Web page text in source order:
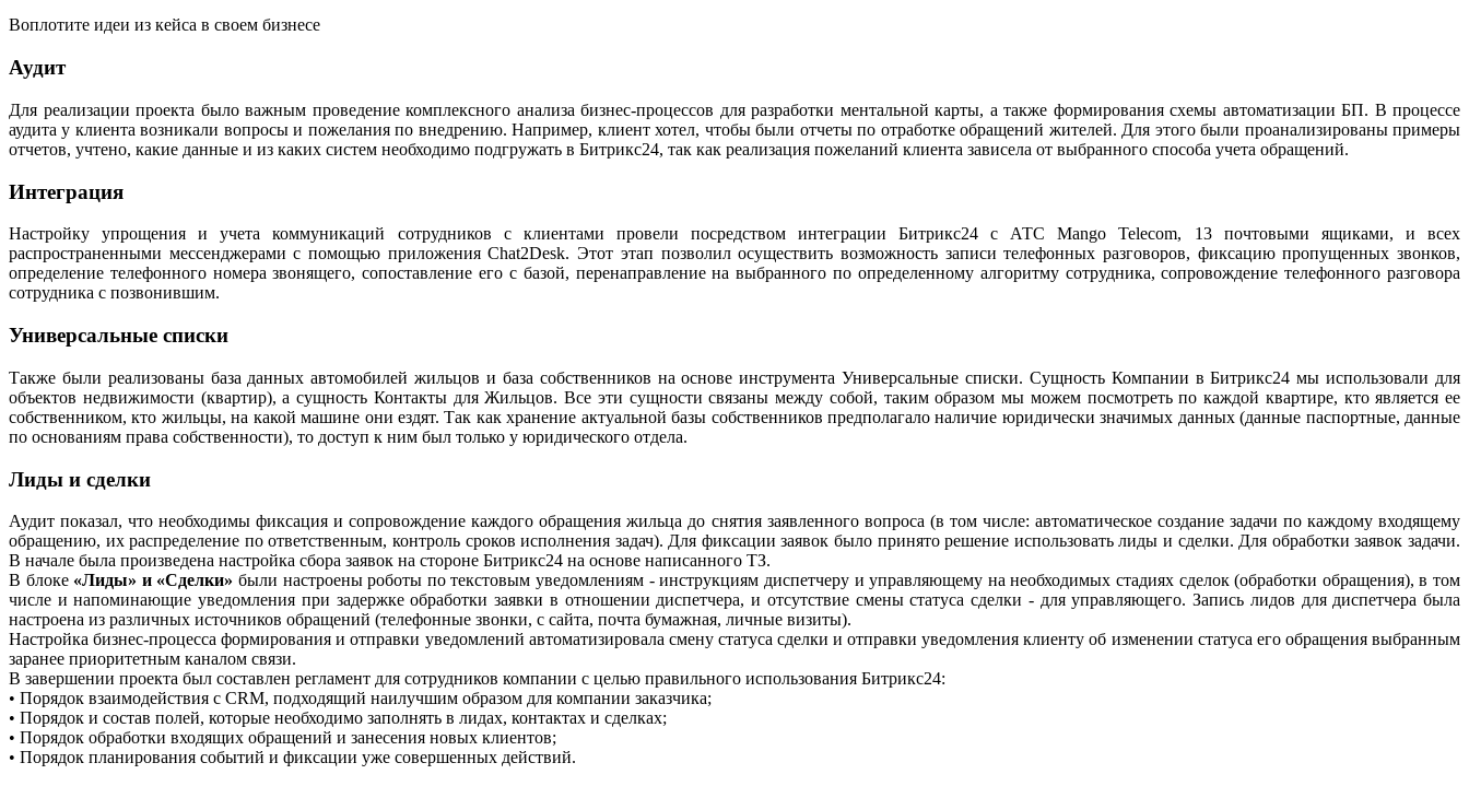
Воплотите идеи из кейса в своем бизнесе
Аудит
Для реализации проекта было важным проведение комплексного анализа бизнес-процессов для разработки ментальной карты, а также формирования схемы автоматизации БП. В процессе
аудита у клиента возникали вопросы и пожелания по внедрению. Например, клиент хотел, чтобы были отчеты по отработке обращений жителей. Для этого были проанализированы примеры
отчетов, учтено, какие данные и из каких систем необходимо подгружать в Битрикс24, так как реализация пожеланий клиента зависела от выбранного способа учета обращений.
Интеграция
Настройку упрощения и учета коммуникаций сотрудников с клиентами провели посредством интеграции Битрикс24 с АТС Mango Telecom, 13 почтовыми ящиками, и всех
распространенными мессенджерами с помощью приложения Chat2Desk. Этот этап позволил осуществить возможность записи телефонных разговоров, фиксацию пропущенных звонков,
определение телефонного номера звонящего, сопоставление его с базой, перенаправление на выбранного по определенному алгоритму сотрудника, сопровождение телефонного разговора
сотрудника с позвонившим.
Универсальные списки
Также были реализованы база данных автомобилей жильцов и база собственников на основе инструмента Универсальные списки. Сущность Компании в Битрикс24 мы использовали для
объектов недвижимости (квартир), а сущность Контакты для Жильцов. Все эти сущности связаны между собой, таким образом мы можем посмотреть по каждой квартире, кто является ее
собственником, кто жильцы, на какой машине они ездят. Так как хранение актуальной базы собственников предполагало наличие юридически значимых данных (данные паспортные, данные
по основаниям права собственности), то доступ к ним был только у юридического отдела.
Лиды и сделки
Аудит показал, что необходимы фиксация и сопровождение каждого обращения жильца до снятия заявленного вопроса (в том числе: автоматическое создание задачи по каждому входящему
обращению, их распределение по ответственным, контроль сроков исполнения задач). Для фиксации заявок было принято решение использовать лиды и сделки. Для обработки заявок задачи.
В начале была произведена настройка сбора заявок на стороне Битрикс24 на основе написанного ТЗ.
В блоке «Лиды» и «Сделки» были настроены роботы по текстовым уведомлениям - инструкциям диспетчеру и управляющему на необходимых стадиях сделок (обработки обращения), в том
числе и напоминающие уведомления при задержке обработки заявки в отношении диспетчера, и отсутствие смены статуса сделки - для управляющего. Запись лидов для диспетчера была
настроена из различных источников обращений (телефонные звонки, с сайта, почта бумажная, личные визиты).
Настройка бизнес-процесса формирования и отправки уведомлений автоматизировала смену статуса сделки и отправки уведомления клиенту об изменении статуса его обращения выбранным
заранее приоритетным каналом связи.
В завершении проекта был составлен регламент для сотрудников компании с целью правильного использования Битрикс24:
• Порядок взаимодействия с CRM, подходящий наилучшим образом для компании заказчика;
• Порядок и состав полей, которые необходимо заполнять в лидах, контактах и сделках;
• Порядок обработки входящих обращений и занесения новых клиентов;
• Порядок планирования событий и фиксации уже совершенных действий.